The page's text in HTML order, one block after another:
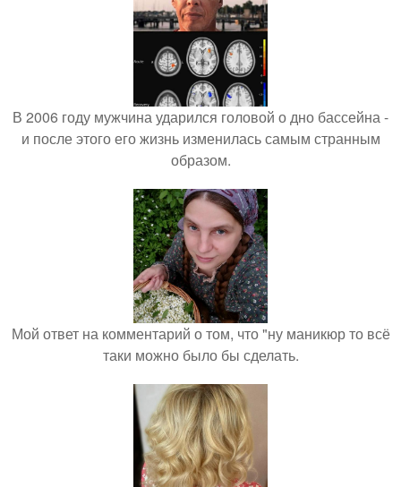
В 2006 году мужчина ударился головой о дно бассейна -
и после этого его жизнь изменилась самым странным
образом.
Мой ответ на комментарий о том, что "ну маникюр то всё
таки можно было бы сделать.